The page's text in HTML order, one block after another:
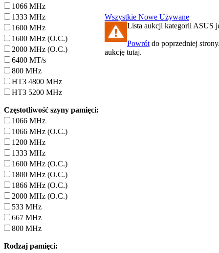
1066 MHz
1333 MHz
1600 MHz
1600 MHz (O.C.)
2000 MHz (O.C.)
6400 MT/s
800 MHz
HT3 4800 MHz
HT3 5200 MHz
Częstotliwość szyny pamięci:
1066 MHz
1066 MHz (O.C.)
1200 MHz
1333 MHz
1600 MHz (O.C.)
1800 MHz (O.C.)
1866 MHz (O.C.)
2000 MHz (O.C.)
533 MHz
667 MHz
800 MHz
Rodzaj pamięci:
Wszystkie Nowe Używane
Lista aukcji kategorii ASUS
Powrót do poprzedniej
aukcję tutaj.